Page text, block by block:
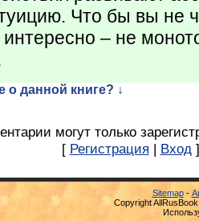
Что бы вы не
интересно – не
данной книге? ↓
могут только
[ Регистрация | Вход]
Sitemap-
Copyright